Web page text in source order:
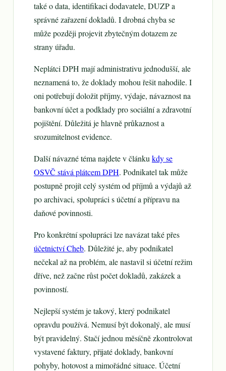
také o data, identifikaci dodavatele, DUZP a
správné zařazení dokladů. I drobná chyba se
může později projevit zbytečným dotazem ze
strany úřadu.
Neplátci DPH mají administrativu jednodušší, ale
neznamená to, že doklady mohou řešit nahodile. I
oni potřebují doložit příjmy, výdaje, návaznost na
bankovní účet a podklady pro sociální a zdravotní
pojištění. Důležitá je hlavně průkaznost a
srozumitelnost evidence.
Další návazné téma najdete v článku kdy se
OSVČ stává plátcem DPH. Podnikatel tak může
postupně projít celý systém od příjmů a výdajů až
po archivaci, spolupráci s účetní a přípravu na
daňové povinnosti.
Pro konkrétní spolupráci lze navázat také přes
účetnictví Cheb. Důležité je, aby podnikatel
nečekal až na problém, ale nastavil si účetní režim
dříve, než začne růst počet dokladů, zakázek a
povinností.
Nejlepší systém je takový, který podnikatel
opravdu používá. Nemusí být dokonalý, ale musí
být pravidelný. Stačí jednou měsíčně zkontrolovat
vystavené faktury, přijaté doklady, bankovní
pohyby, hotovost a mimořádné situace. Účetní